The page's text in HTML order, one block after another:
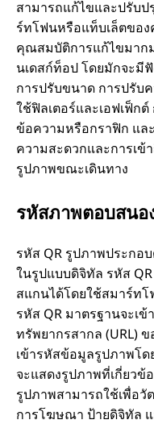
สามารถแก้ไขและปรับป
ร์ทโฟนหรือแท็บเล็ตขอ
คุณสมบัติการแก้ไขมาก
นเดสก์ท็อป โดยมักจะมี
การปรับขนาด การปรับ
ใช้ฟิลเตอร์และเอฟเฟ็ก
ข้อความหรือกราฟิก แ
ความสะดวกและการเข้
รูปภาพขณะเดินทาง
รหัสภาพตอบสนอ
รหัส QR รูปภาพประกอ
ในรูปแบบดิจิทัล รหัส
สแกนได้โดยใช้สมาร์ทโ
รหัส QR มาตรฐานจะเ
ทรัพยากรสากล (URL)
เข้ารหัสข้อมูลรูปภาพโด
จะแสดงรูปภาพที่เกี่ยว
รูปภาพสามารถใช้เพื่อวั
การโฆษณา ป้ายดิจิทัล